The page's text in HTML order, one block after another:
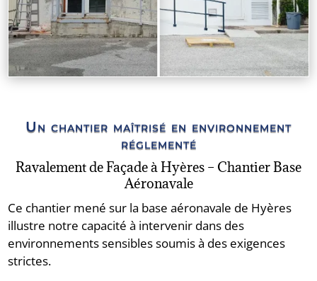
Un chantier maîtrisé en environnement
réglementé
Ravalement de Façade à Hyères – Chantier Base
Aéronavale
Ce chantier mené sur la base aéronavale de Hyères
illustre notre capacité à intervenir dans des
environnements sensibles soumis à des exigences
strictes.